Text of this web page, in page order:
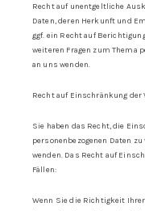
Recht auf unentgeltliche
Daten, deren Herkunft und
ggf. ein Recht auf
weiteren Fragen zum Thema
an uns wenden.
Recht auf Einschränkung der
Sie haben das Recht, die
personenbezogenen Daten
wenden. Das Recht auf
Fällen:
Wenn Sie die Richtigkeit